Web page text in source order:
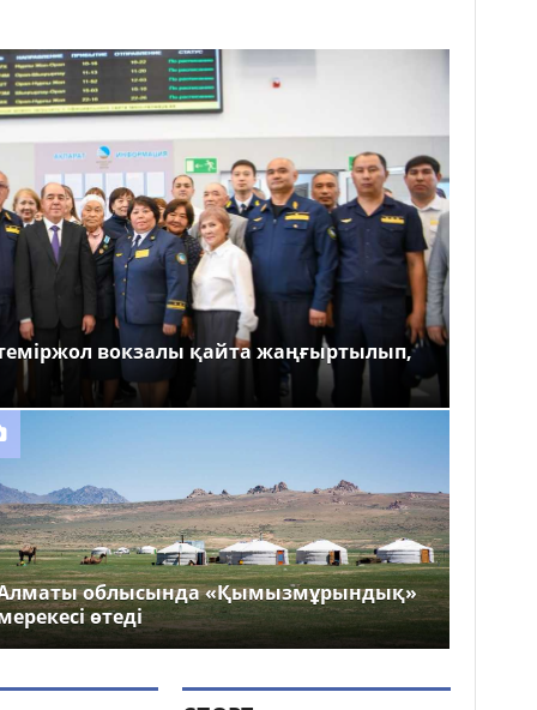
вокзалы қайта жаңғыртылып,
облысында «Қымызмұрындық»
өтеді